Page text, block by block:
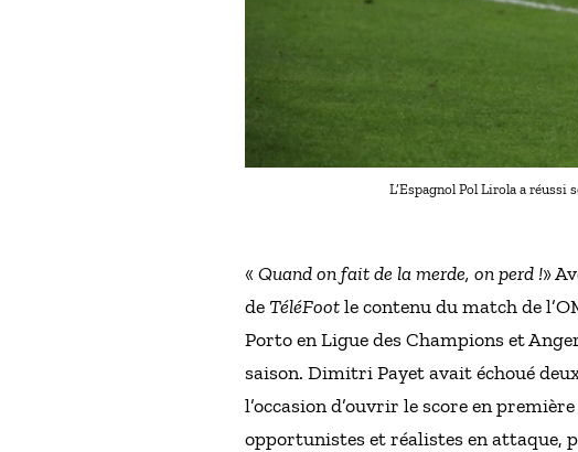
L’Espagnol Pol Lirola a réussi
« Quand on fait de la merde, on perd !»
de TéléFootle contenu du match de
Porto en Ligue des Champions et
saison. Dimitri Payet avait échoué
l’occasion d’ouvrir le score en
opportunistes et réalistes en attaque,